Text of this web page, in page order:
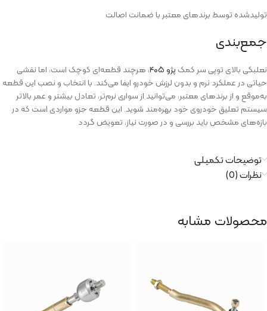
تولیدشده توسط برندهای معتبر با ضمانت اصالت
جمع‌بندی
نعلبکی بالای توپی سر کمک پژو ۴۰۵
، هرچند قطعه‌ای کوچک است، اما نقشی
حیاتی در عملکرد نرم و بدون لرزش خودرو ایفا می‌کند. با انتخاب و نصب این قطعه
به‌موقع و از برندهای معتبر، می‌توانید از سواری نرم‌تر، تعادل بیشتر و عمر بالاتر
سیستم تعلیق خودروی خود بهره‌مند شوید. این قطعه جزو مواردی است که در
بازه‌های مشخص باید بررسی و در صورت نیاز، تعویض گردد
توضیحات تکمیلی
نظرات (0)
محصولات مشابه